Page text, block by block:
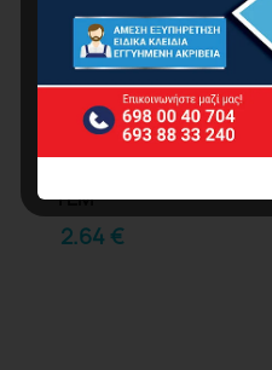
ΤΕΜ
2.64 €